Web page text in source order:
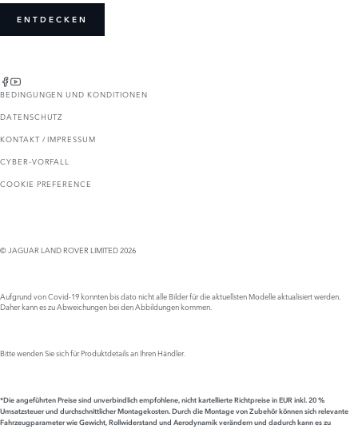
ENTDECKEN
BEDINGUNGEN UND KONDITIONEN
DATENSCHUTZ
KONTAKT / IMPRESSUM
CYBER-VORFALL
COOKIE PREFERENCE
© JAGUAR LAND ROVER LIMITED 2026
Aufgrund von Covid-19 konnten bis dato nicht alle Bilder für die aktuellsten Modelle aktualisiert werden.
Daher kann es zu Abweichungen bei den Abbildungen kommen.
Bitte wenden Sie sich für Produktdetails an Ihren Händler.
*Die angeführten Preise sind unverbindlich empfohlene, nicht kartellierte Richtpreise in EUR inkl. 20 %
Umsatzsteuer und durchschnittlicher Montagekosten. Durch die Montage von Zubehör können sich relevante
Fahrzeugparameter wie Gewicht, Rollwiderstand und Aerodynamik verändern und dadurch kann es zu